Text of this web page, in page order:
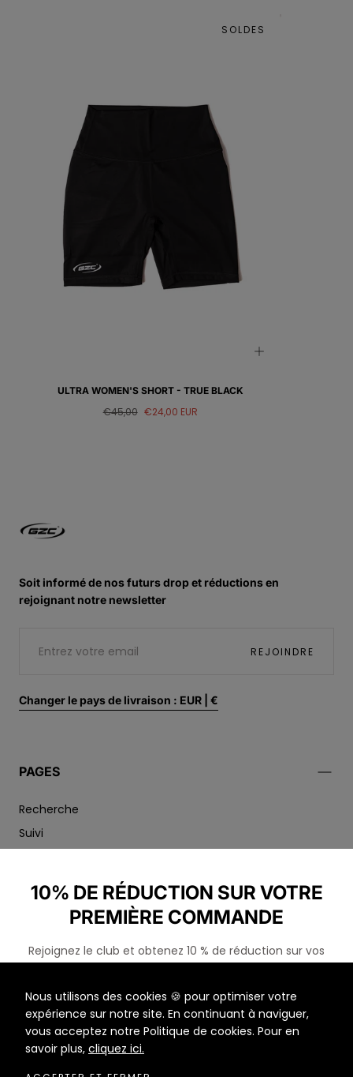
Nous utilisons des cookies 🍪 pour optimiser votre
expérience sur notre site. En continuant à naviguer,
vous acceptez notre Politique de cookies. Pour en
savoir plus, cliquez ici.
10% DE RÉDUCTION SUR VOTRE
PREMIÈRE COMMANDE
Rejoignez le club et obtenez 10 % de réduction sur vos
E-
MAIL
S'ABONNER
NON MERCI
SOLDES
ULTRA WOMEN'S SHORT - TRUE BLACK
Prix
€45,00 Prix
€24,00 EUR
Soit informé de nos futurs drop et réductions en
rejoignant notre newsletter
REJOINDRE
Changer le pays de livraison : EUR | €
PAGES
Recherche
Suivi
Politique de retour
Politique de confidentialité
{"title"=>"Méthodes
de